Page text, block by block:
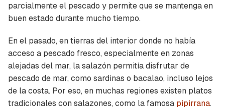
parcialmente el pescado y permite que se mantenga en
buen estado durante mucho tiempo.
En el pasado, en tierras del interior donde no había
acceso a pescado fresco, especialmente en zonas
alejadas del mar, la salazón permitía disfrutar de
pescado de mar, como sardinas o bacalao, incluso lejos
de la costa. Por eso, en muchas regiones existen platos
tradicionales con salazones, como la famosa pipirrana.